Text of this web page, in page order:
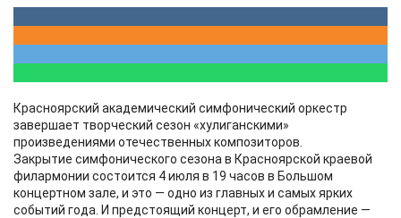
Красноярский академический симфонический оркестр
завершает творческий сезон «хулиганскими»
произведениями отечественных композиторов.
Закрытие симфонического сезона в Красноярской краевой
филармонии состоится 4 июля в 19 часов в Большом
концертном зале, и это — одно из главных и самых ярких
событий года. И предстоящий концерт, и его обрамление —